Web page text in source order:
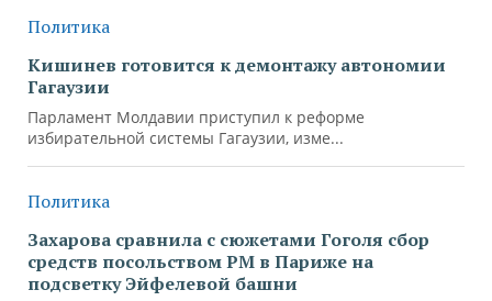
Политика
Кишинев готовится к демонтажу автономии
Гагаузии
Парламент Молдавии приступил к реформе
избирательной системы Гагаузии, изме...
Политика
Захарова сравнила с сюжетами Гоголя сбор
средств посольством РМ в Париже на
подсветку Эйфелевой башни